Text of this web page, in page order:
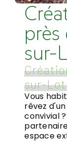
sur-
sur-Lot
Vous
rêvez
convivial
espace